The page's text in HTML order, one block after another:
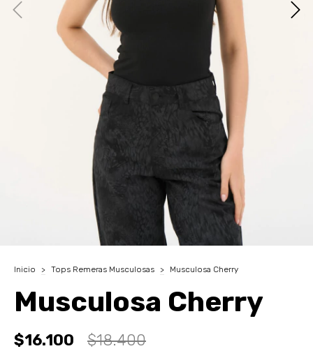
Inicio > Tops Remeras Musculosas > Musculosa Cherry
Musculosa Cherry
$16.100 $18.400